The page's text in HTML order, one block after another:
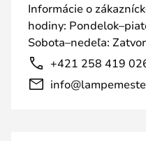
Informácie o
hodiny:
Sobota–nedeľa:
+421 258 419